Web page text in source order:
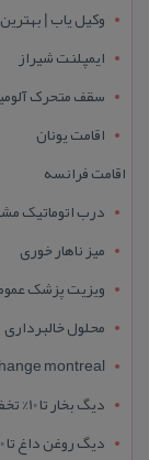
وکیل یاب |
ایمپلنت شیراز
سقف متحرک
اقامت یونان
اقامت فرانسه
درب اتوماتیک
میز ناهار خوری
ویزیت پزشک
محلول خالبرداری
montreal
دیگ بخار تا 10% تخفیف
دیگ روغن داغ تا 10% تخفیف